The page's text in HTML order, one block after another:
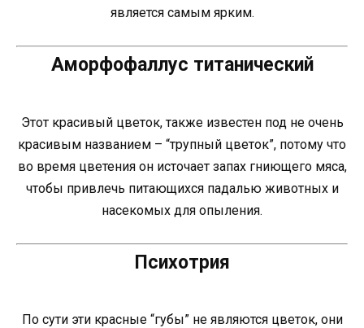
является самым ярким.
Аморфофаллус титанический
Этот красивый цветок, также известен под не очень
красивым названием – “трупный цветок”, потому что
во время цветения он источает запах гниющего мяса,
чтобы привлечь питающихся падалью животных и
насекомых для опыления.
Психотрия
По сути эти красные “губы” не являются цветок, они